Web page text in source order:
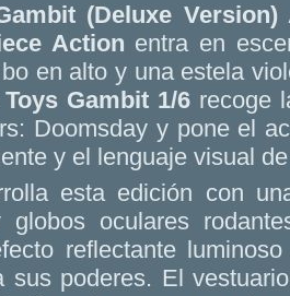
(Deluxe Version)
Action entra en
en alto y una estela
Gambit 1/6 recoge
Doomsday y pone el
y el lenguaje visual
esta edición con
globos oculares
reflectante
sus poderes. El